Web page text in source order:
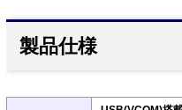
製品仕様